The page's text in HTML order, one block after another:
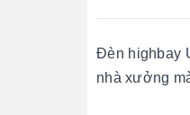
Đèn highbay
nhà xưởng